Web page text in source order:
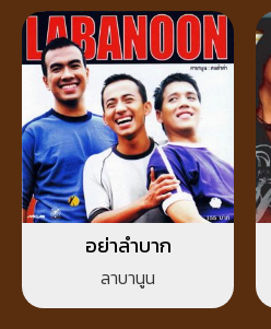
อย่าลำบาก
ลาบานูน